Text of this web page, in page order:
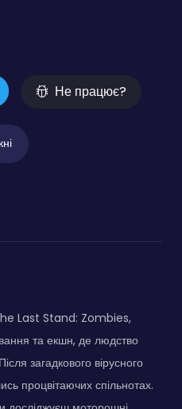
Не працює?
Last Stand: Zombies,
та екшн, де людство
загадкового вірусного
процвітаючих спільнотах.